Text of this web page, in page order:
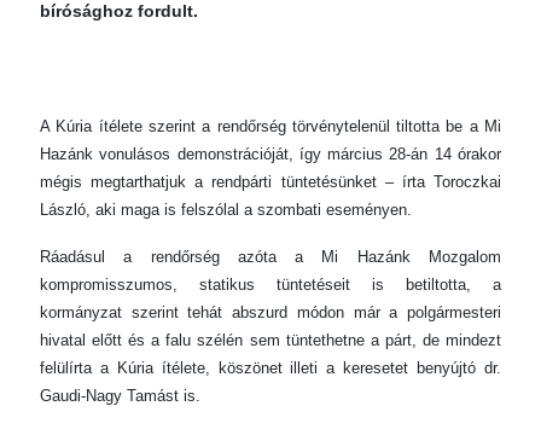
bírósághoz fordult.
A Kúria ítélete szerint a rendőrség törvénytelenül tiltotta be a Mi
Hazánk vonulásos demonstrációját, így március 28-án 14 órakor
mégis megtarthatjuk a rendpárti tüntetésünket – írta Toroczkai
László, aki maga is felszólal a szombati eseményen.
Ráadásul a rendőrség azóta a Mi Hazánk Mozgalom
kompromisszumos, statikus tüntetéseit is betiltotta, a
kormányzat szerint tehát abszurd módon már a polgármesteri
hivatal előtt és a falu szélén sem tüntethetne a párt, de mindezt
felülírta a Kúria ítélete, köszönet illeti a keresetet benyújtó dr.
Gaudi-Nagy Tamást is.